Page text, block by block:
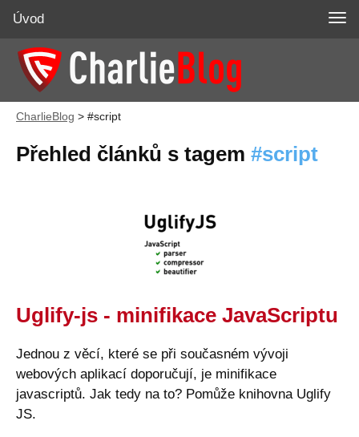
CharlieBlog > #script
Přehled článků s tagem script
Uglify-js - minifikace JavaScriptu
Jednou z věcí, které se při současném vývoji
webových aplikací doporučují, je minifikace
javascriptů. Jak tedy na to? Pomůže knihovna Uglify
JS.
Úvod